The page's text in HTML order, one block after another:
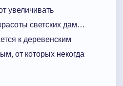
увеличивать
светских дам…
к деревенским
от которых некогда